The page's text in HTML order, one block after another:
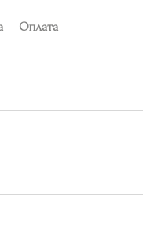
Оплата